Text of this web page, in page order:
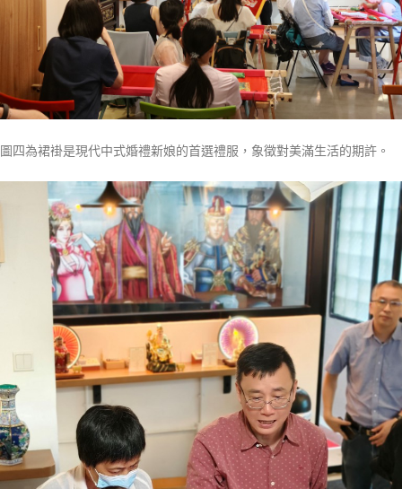
圖四為裙褂是現代中式婚禮新娘的首選禮服，象徵對美滿生活的期許。